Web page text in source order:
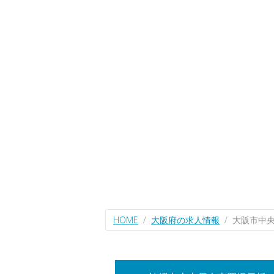
HOME 大阪府の求人情報 大阪市中